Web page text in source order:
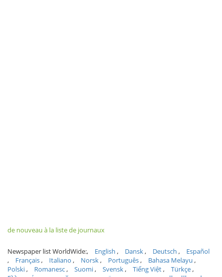
de nouveau à la liste de journaux
Newspaper list WorldWide: English Dansk Deutsch
Español
Français
Italiano Norsk Português
Bahasa Melayu
Polski
Romanesc Suomi Svensk Tiếng Việt
Türkçe